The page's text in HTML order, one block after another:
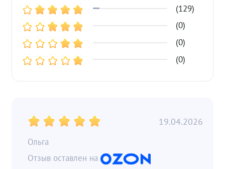
(129)
(0)
(0)
(0)
Ольга
19.04.2026